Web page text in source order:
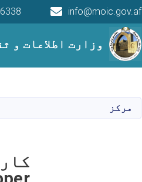
وزارت اطلاعات و
info@moic.gov.af
Main navigation
مرکز